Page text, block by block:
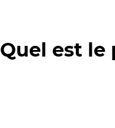
Quel est